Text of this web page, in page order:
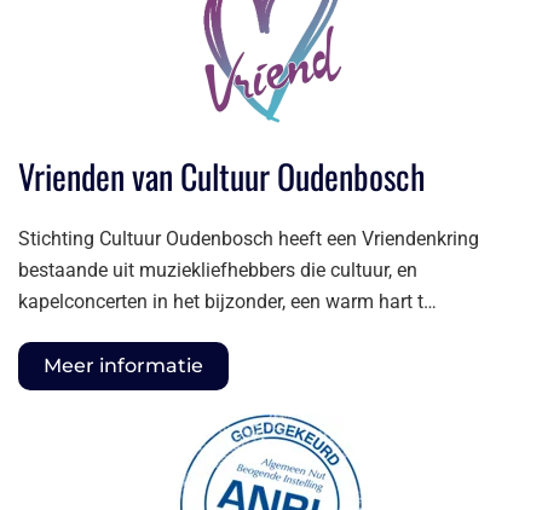
Vrienden van Cultuur Oudenbosch
Stichting Cultuur Oudenbosch heeft een Vriendenkring
bestaande uit muziekliefhebbers die cultuur, en
kapelconcerten in het bijzonder, een warm hart t…
Meer informatie